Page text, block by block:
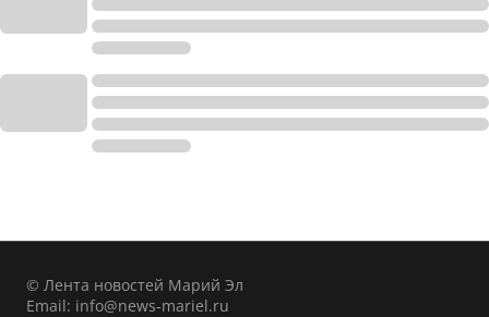
© Лента новостей Марий Эл
Email: info@news-mariel.ru